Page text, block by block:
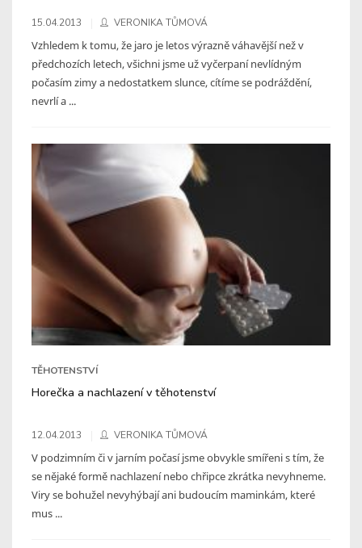
15.04.2013 VERONIKA TŮMOVÁ
Vzhledem k tomu, že jaro je letos výrazně váhavější než v
předchozích letech, všichni jsme už vyčerpaní nevlídným
počasím zimy a nedostatkem slunce, cítíme se podráždění,
nevrlí a ...
TĚHOTENSTVÍ
Horečka a nachlazení v těhotenství
12.04.2013 VERONIKA TŮMOVÁ
V podzimním či v jarním počasí jsme obvykle smířeni s tím, že
se nějaké formě nachlazení nebo chřipce zkrátka nevyhneme.
Viry se bohužel nevyhýbají ani budoucím maminkám, které
mus ...